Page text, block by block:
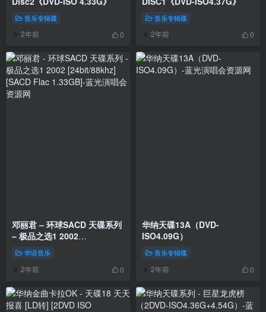
音乐专辑碟
2年前 0
音乐专辑碟
2年前 0
邓丽君 – 环球SACD 天碟系列
– 极品之选1 2002
[24bit/88khz] [SACD Flac
1.33GB]
华语音乐
2年前 0
华纳天碟13A（DVD-
ISO4.09G）
音乐专辑碟
2年前 0